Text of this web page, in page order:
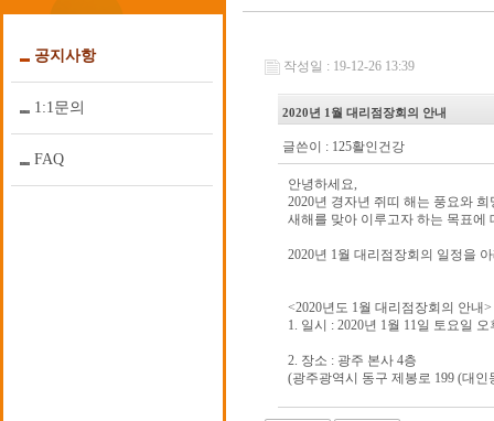
공지사항
1:1문의
FAQ
작성일 : 19-12-26 13:39
2020년 1월 대리점장회의 안내
글쓴이 : 125활인건강
안녕하세요,
2020년 경자년 쥐띠 해는 풍요와
새해를 맞아 이루고자 하는 목표에
2020년 1월 대리점장회의 일정을
<2020년도 1월 대리점장회의 안내>
1. 일시 : 2020년 1월 11일 토요일
2. 장소 : 광주 본사 4층
(광주광역시 동구 제봉로 199 (대인